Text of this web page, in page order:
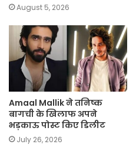
August 5, 2026
Amaal Mallik ने तनिष्क
बागची के खिलाफ अपने
भड़काऊ पोस्ट किए डिलीट
July 26, 2026